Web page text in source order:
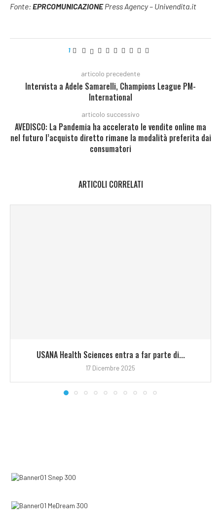
Fonte: EPRCOMUNICAZIONEPress Agency – Univendita.it
1
articolo precedente
Intervista a Adele Samarelli, Champions League PM-
International
articolo successivo
AVEDISCO: La Pandemia ha accelerato le vendite online ma
nel futuro l’acquisto diretto rimane la modalità preferita dai
consumatori
ARTICOLI CORRELATI
USANA Health Sciences entra a far parte di...
17 Dicembre 2025